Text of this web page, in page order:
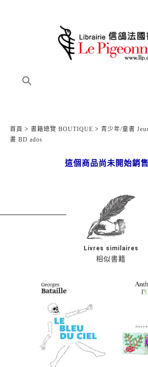
首頁 > 書籍總覽 BOUTIQUE > 青少年/童書
畫 BD ados
這個商品尚未開始銷售
相似書籍
Livres similaires